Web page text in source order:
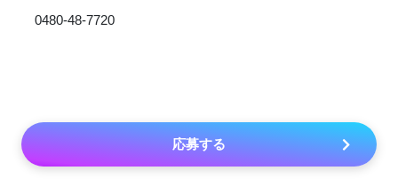
0480-48-7720
応募する